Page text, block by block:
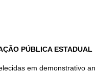
PÚBLICA ESTADUAL
em demonstrativo